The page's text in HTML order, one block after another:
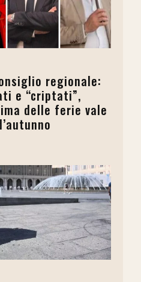
regionale:
e “criptati”,
delle ferie vale